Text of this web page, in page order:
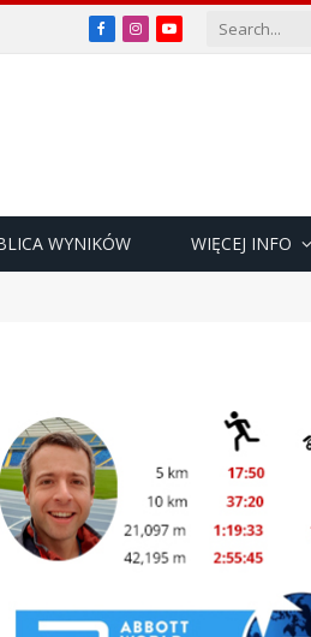
Facebook
InstagramYouTube
WYNIKÓW WIĘCEJ INFO